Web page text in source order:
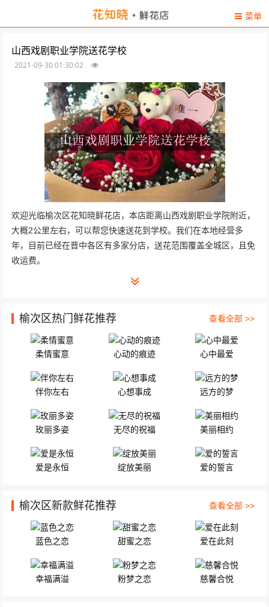
菜单
山西戏剧职业学院送花学校
2021-09-30 01:30:02
欢迎光临榆次区花知晓鲜花店，本店距离山西戏剧职业学院附近，
大概2公里左右，可以帮您快速送花到学校。我们在本地经营多
年，目前已经在晋中各区有多家分店，送花范围覆盖全城区，且免
收运费。
榆次区热门鲜花推荐 查看全部 >>
柔情蜜意 心动的痕迹 心中最爱
伴你左右 心想事成 远方的梦
玫丽多姿 无尽的祝福 美丽相约
爱是永恒 绽放美丽 爱的誓言
榆次区新款鲜花推荐 查看全部 >>
蓝色之恋 甜蜜之恋 爱在此刻
幸福满溢 粉梦之恋 慈馨合悦